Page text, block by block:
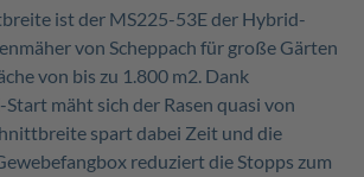
ist der MS225-53E der Hybrid-
von Scheppach für große Gärten
von bis zu 1.800 m2. Dank
mäht sich der Rasen quasi von
spart dabei Zeit und die
reduziert die Stopps zum